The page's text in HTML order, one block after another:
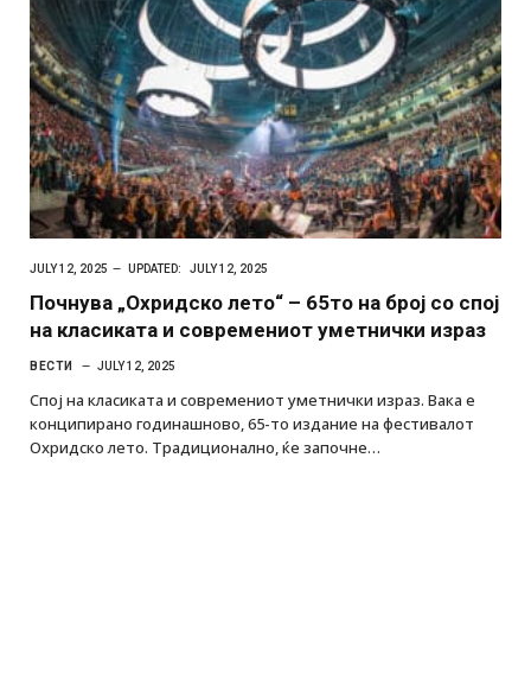
JULY 12, 2025 UPDATED: JULY 12, 2025
Почнува „Охридско лето“ – 65то на број со спој
на класиката и современиот уметнички израз
ВЕСТИ JULY 12, 2025
Спој на класиката и современиот уметнички израз. Вака е
конципирано годинашново, 65-то издание на фестивалот
Охридско лето. Традиционално, ќе започне…